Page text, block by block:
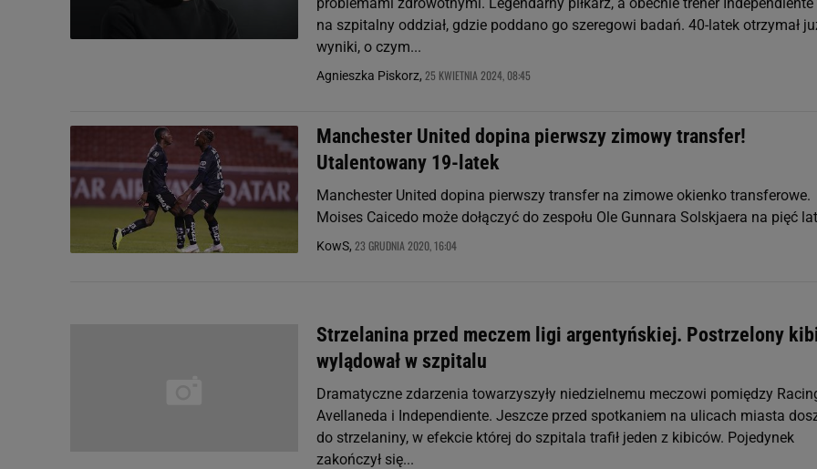
na szpitalny oddział, gdzie poddano go szeregowi badań. 40-latek otrzymał
wyniki, o czym...
Agnieszka Piskorz, 25 KWIETNIA 2024, 08:45
Manchester United dopina pierwszy zimowy transfer!
Utalentowany 19-latek
Manchester United dopina pierwszy transfer na zimowe okienko transferowe.
Moises Caicedo może dołączyć do zespołu Ole Gunnara Solskjaera na pięć
KowS, 23 GRUDNIA 2020, 16:04
Strzelanina przed meczem ligi argentyńskiej. Postrzelony
wylądował w szpitalu
Dramatyczne zdarzenia towarzyszyły niedzielnemu meczowi pomiędzy
Avellaneda i Independiente. Jeszcze przed spotkaniem na ulicach miasta
do strzelaniny, w efekcie której do szpitala trafił jeden z kibiców. Pojedynek
zakończył się...